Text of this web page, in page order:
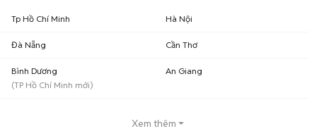
Tp Hồ Chí Minh Hà Nội
Đà Nẵng Cần Thơ
Bình Dương
(TP Hồ Chí Minh mới)
An Giang
Xem thêm